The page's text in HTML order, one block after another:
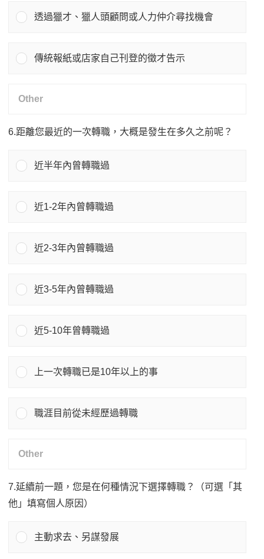
透過獵才、獵人頭顧問或人力仲介尋找機會
傳統報紙或店家自己刊登的徵才告示
6.距離您最近的一次轉職，大概是發生在多久之前呢？
近半年內曾轉職過
近1-2年內曾轉職過
近2-3年內曾轉職過
近3-5年內曾轉職過
近5-10年曾轉職過
上一次轉職已是10年以上的事
職涯目前從未經歷過轉職
7.延續前一題，您是在何種情況下選擇轉職？（可選「其
他」填寫個人原因）
主動求去、另謀發展